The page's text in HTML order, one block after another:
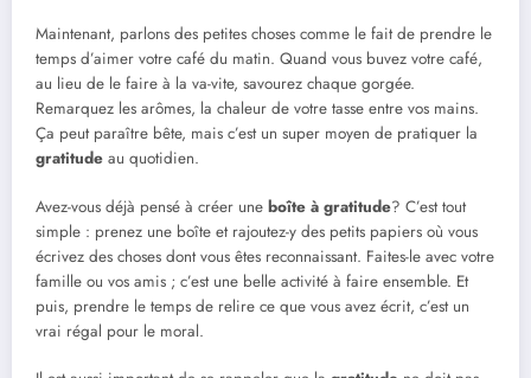
Maintenant, parlons des petites choses comme le fait de prendre le
temps d’aimer votre café du matin. Quand vous buvez votre café,
au lieu de le faire à la va-vite, savourez chaque gorgée.
Remarquez les arômes, la chaleur de votre tasse entre vos mains.
Ça peut paraître bête, mais c’est un super moyen de pratiquer la
gratitude au quotidien.
Avez-vous déjà pensé à créer une boîte à gratitude? C’est tout
simple : prenez une boîte et rajoutez-y des petits papiers où vous
écrivez des choses dont vous êtes reconnaissant. Faites-le avec votre
famille ou vos amis ; c’est une belle activité à faire ensemble. Et
puis, prendre le temps de relire ce que vous avez écrit, c’est un
vrai régal pour le moral.